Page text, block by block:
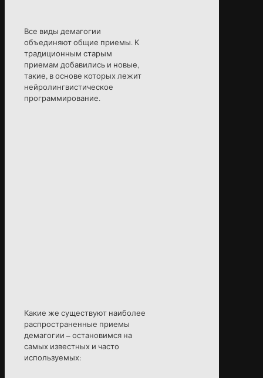
Все виды демагогии
объединяют общие приемы. К
традиционным старым
приемам добавились и новые,
такие, в основе которых лежит
нейролингвистическое
программирование.
Какие же существуют наиболее
распространенные приемы
демагогии – остановимся на
самых известных и часто
используемых: